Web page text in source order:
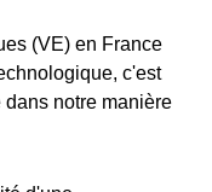
(VE) en France
c'est
notre manière